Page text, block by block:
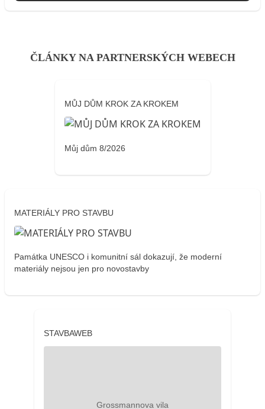
ČLÁNKY NA PARTNERSKÝCH WEBECH
MŮJ DŮM KROK ZA KROKEM
Můj dům 8/2026
MATERIÁLY PRO STAVBU
Památka UNESCO i komunitní sál dokazují, že moderní
materiály nejsou jen pro novostavby
STAVBAWEB